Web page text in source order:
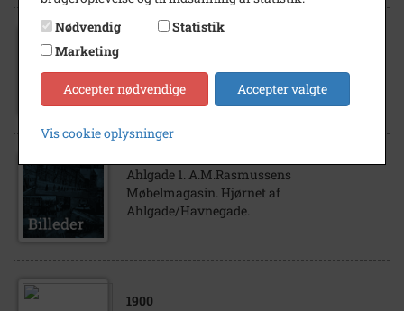
Ahlgade 1. Rasmussens Møbelmagasin.
Ahlgade 1. A.M.Rasmussens
Møbelmagasin. Hjørnet af
Ahlgade/Havnegade.
1900
Nødvendig
Statistik
Marketing
Accepter nødvendige Accepter valgte
Vis cookie oplysninger